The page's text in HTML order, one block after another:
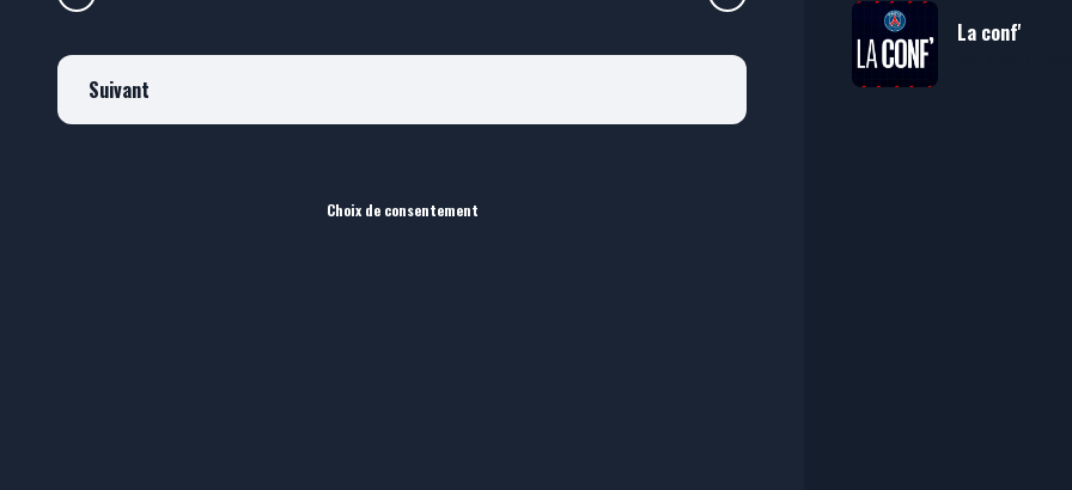
Suivant
Choix de consentement
La conf'